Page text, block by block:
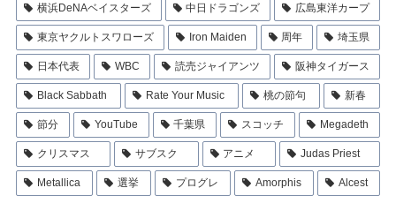
横浜DeNAベイスターズ 中日ドラゴンズ 広島東洋カープ
東京ヤクルトスワローズ Iron Maiden 周年 埼玉県
日本代表 WBC 読売ジャイアンツ 阪神タイガース
Black Sabbath Rate Your Music 桃の節句 新春
節分 YouTube 千葉県 スコッチ Megadeth
クリスマス サブスク アニメ Judas Priest
Metallica 選挙 プログレ Amorphis Alcest